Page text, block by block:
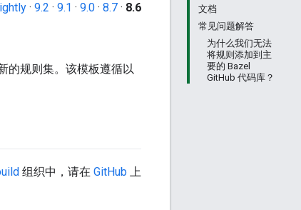
文档
常见问题解答
为什么我们无法
将规则添加到主
要的 Bazel
GitHub 代码库？
· 9.2 · 9.1 · 9.0 · 8.7 · 8.6
的规则集。该模板遵循以
组织中，请在 GitHub 上